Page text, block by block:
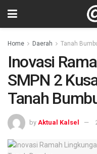
Home Daerah Tanah
Inovasi
SMPN 2
Tanah
by Aktual Kalsel